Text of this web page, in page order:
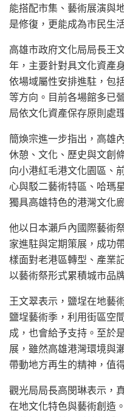
能搭配市集、藝術展演與
是修復，更能成為市民生
高雄市政府文化局局長王
年，主要針對具文化資產
依場域屬性安排進駐，包
等方向。目前各場館多已
局依文化資產保存原則處
簡煥宗進一步指出，高雄
休憩、文化、歷史與文創
向小港紅毛港文化園區、
心與駁二藝術特區、哈瑪
獨具高雄特色的港灣文化
他以日本瀨戶內國際藝術
家進駐與定期策展，成功
樣面對老港區轉型、產業
以藝術祭形式累積城市品
王文翠表示，鹽埕在地藝
鹽埕藝術季，利用街區空
成，也會給予支持。至於
展，雖然高雄港灣環境與
帶動地方再生的精神，值
觀光局局長高閔琳表示，
在地文化特色與藝術創造